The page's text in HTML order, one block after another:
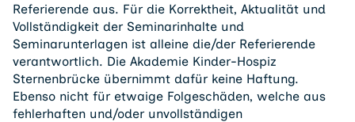
Referierende aus. Für die Korrektheit, Aktualität und
Vollständigkeit der Seminarinhalte und
Seminarunterlagen ist alleine die/der Referierende
verantwortlich. Die Akademie Kinder-Hospiz
Sternenbrücke übernimmt dafür keine Haftung.
Ebenso nicht für etwaige Folgeschäden, welche aus
fehlerhaften und/oder unvollständigen